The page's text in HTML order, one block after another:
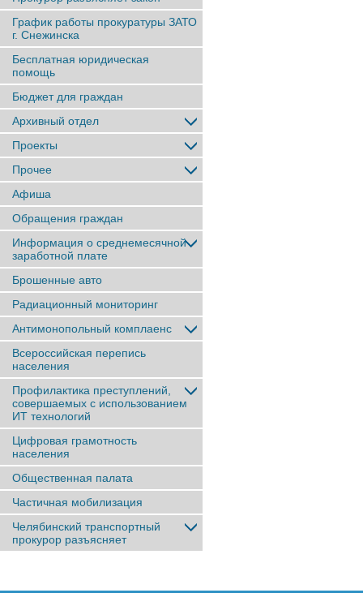
График работы прокуратуры ЗАТО
г. Снежинска
Бесплатная юридическая
помощь
Бюджет для граждан
Архивный отдел
Проекты
Прочее
Афиша
Обращения граждан
Информация о среднемесячной
заработной плате
Брошенные авто
Радиационный мониторинг
Антимонопольный комплаенс
Всероссийская перепись
населения
Профилактика преступлений,
совершаемых с использованием
ИТ технологий
Цифровая грамотность
населения
Общественная палата
Частичная мобилизация
Челябинский транспортный
прокурор разъясняет